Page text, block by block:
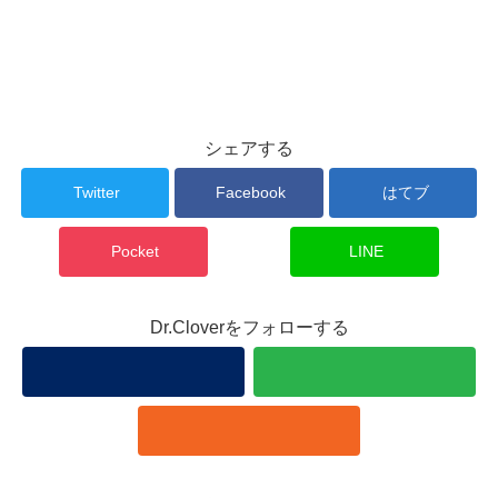
シェアする
Twitter Facebook はてブ
Pocket LINE
Dr.Cloverをフォローする